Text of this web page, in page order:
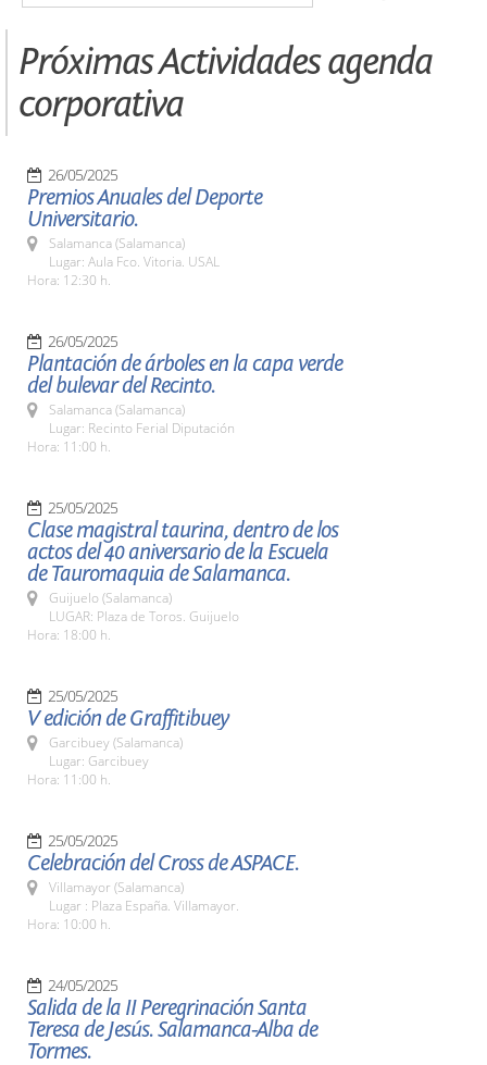
Próximas Actividades agenda
corporativa
26/05/2025
Premios Anuales del Deporte
Universitario.
Salamanca (Salamanca)
Lugar: Aula Fco. Vitoria. USAL
Hora: 12:30 h.
26/05/2025
Plantación de árboles en la capa verde
del bulevar del Recinto.
Salamanca (Salamanca)
Lugar: Recinto Ferial Diputación
Hora: 11:00 h.
25/05/2025
Clase magistral taurina, dentro de los
actos del 40 aniversario de la Escuela
de Tauromaquia de Salamanca.
Guijuelo (Salamanca)
LUGAR: Plaza de Toros. Guijuelo
Hora: 18:00 h.
25/05/2025
V edición de Graffitibuey
Garcibuey (Salamanca)
Lugar: Garcibuey
Hora: 11:00 h.
25/05/2025
Celebración del Cross de ASPACE.
Villamayor (Salamanca)
Lugar : Plaza España. Villamayor.
Hora: 10:00 h.
24/05/2025
Salida de la II Peregrinación Santa
Teresa de Jesús. Salamanca-Alba de
Tormes.